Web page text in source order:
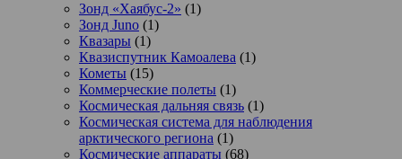
Зонд «Хаябус-2» (1)
Зонд Juno (1)
Квазары (1)
Квазиспутник Камоалева (1)
Кометы (15)
Коммерческие полеты (1)
Космическая дальняя связь (1)
Космическая система для наблюдения
арктического региона (1)
Космические аппараты (68)